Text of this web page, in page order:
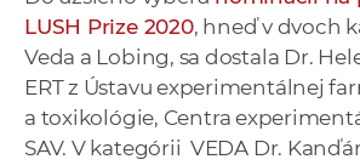
LUSH Prize 2020, hneď v dvoch
Veda a Lobing, sa dostala Dr.
ERT z Ústavu experimentálnej
a toxikológie, Centra
SAV. V kategórii VEDA Dr.